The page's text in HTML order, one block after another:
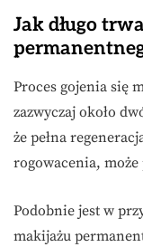
Jak długo
Proces gojenia się
zazwyczaj około
że pełna
rogowacenia,
Podobnie jest w
makijażu